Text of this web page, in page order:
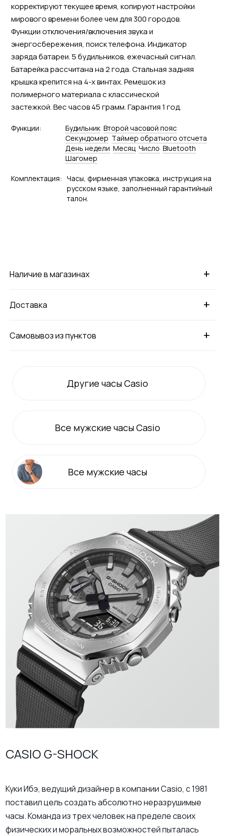
корректируют текущее время, копируют настройки
мирового времени более чем для 300 городов.
Функции отключения/включения звука и
энергосбережения, поиск телефона. Индикатор
заряда батареи. 5 будильников, ежечасный сигнал.
Батарейка рассчитана на 2 года. Стальная задняя
крышка крепится на 4-х винтах. Ремешок из
полимерного материала с классической
застежкой. Вес часов 45 грамм. Гарантия 1 год.
Функции: Будильник Второй часовой пояс
Секундомер Tаймер обратного отсчета
День недели Месяц Число Bluetooth
Шагомер
Комплектация: Часы, фирменная упаковка, инструкция на
русском языке, заполненный гарантийный
талон.
+
Наличие в магазинах
+
Доставка
+
Самовывоз из пунктов
Другие часы Casio
Все мужские часы Casio
Все мужские часы
CASIO G-SHOCK
Куки Ибэ, ведущий дизайнер в компании Casio, с 1981
поставил цель создать абсолютно неразрушимые
часы. Команда из трех человек на пределе своих
физических и моральных возможностей пыталась